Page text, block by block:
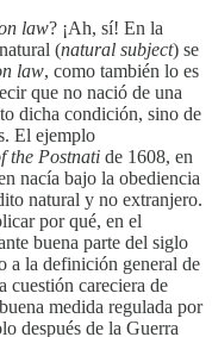
law? ¡Ah, sí! En la
(natural subject) se
law, como también lo es
que no nació de una
dicha condición, sino de
El ejemplo
the Postnati de 1608, en
nacía bajo la obediencia
natural y no extranjero.
por qué, en el
buena parte del siglo
a la definición general de
cuestión careciera de
medida regulada por
después de la Guerra